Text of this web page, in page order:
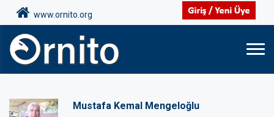
www.ornito.org
Mustafa Kemal Mengeloğlu